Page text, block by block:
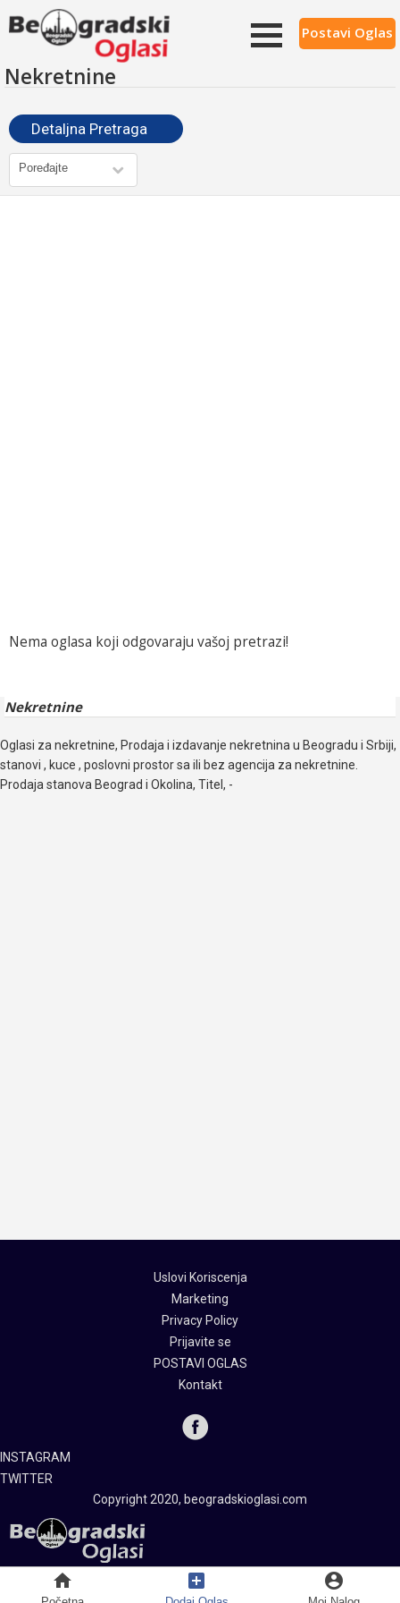
Postavi Oglas
Nekretnine
Detaljna Pretraga
Nema oglasa koji odgovaraju vašoj pretrazi!
Nekretnine
Oglasi za nekretnine, Prodaja i izdavanje nekretnina u Beogradu i Srbiji,
stanovi , kuce , poslovni prostor sa ili bez agencija za nekretnine.
Prodaja stanova Beograd i Okolina, Titel, -
Uslovi Koriscenja
Marketing
Privacy Policy
Prijavite se
POSTAVI OGLAS
Kontakt
INSTAGRAM
TWITTER
Copyright 2020, beogradskioglasi.com
home add_box account_circle